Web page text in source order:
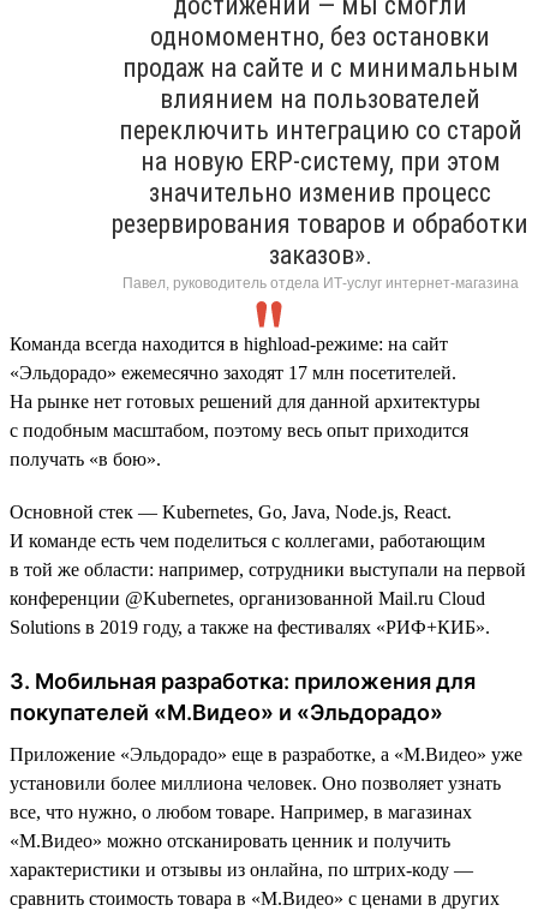
одномоментно, без остановки
продаж на сайте и с минимальным
влиянием на пользователей
переключить интеграцию со старой
на новую ERP-систему, при этом
значительно изменив процесс
резервирования товаров и обработки
заказов».
Павел, руководитель отдела ИТ-услуг интернет-магазина
Команда всегда находится в highload-режиме: на сайт
«Эльдорадо» ежемесячно заходят 17 млн посетителей.
На рынке нет готовых решений для данной архитектуры
с подобным масштабом, поэтому весь опыт приходится
получать «в бою».
Основной стек — Kubernetes, Go, Java, Node.js, React.
И команде есть чем поделиться с коллегами, работающим
в той же области: например, сотрудники выступали на первой
конференции @Kubernetes, организованной Mail.ru Cloud
Solutions в 2019 году, а также на фестивалях «РИФ+КИБ».
3. Мобильная разработка: приложения для
покупателей «М.Видео» и «Эльдорадо»
Приложение «Эльдорадо» еще в разработке, а «М.Видео» уже
установили более миллиона человек. Оно позволяет узнать
все, что нужно, о любом товаре. Например, в магазинах
«М.Видео» можно отсканировать ценник и получить
характеристики и отзывы из онлайна, по штрих-коду —
сравнить стоимость товара в «М.Видео» с ценами в других